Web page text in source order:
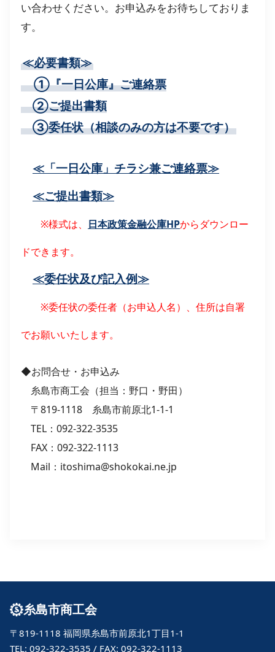
い合わせください。お申込みをお待ちしておりま
す。
≪必要書類≫
①『一日公庫』ご連絡票
②ご提出書類
③委任状（相談のみの方は不要です）
≪「一日公庫」チラシ兼ご連絡票≫
≪ご提出書類≫
※様式は、 日本政策金融公庫HPからダウンロー
ドできます。
≪委任状及び記入例≫
※委任状の委任者（お申込人名）、住所は自署
でお願いいたします。
◆お問合せ・お申込み
糸島市商工会（担当：野口・野田）
〒819-1118 糸島市前原北1-1-1
TEL：092-322-3535
FAX：092-322-1113
Mail：itoshima@shokokai.ne.jp
糸島市商工会
〒819-1118 福岡県糸島市前原北1丁目1-1
TEL: 092-322-3535 / FAX: 092-322-1113